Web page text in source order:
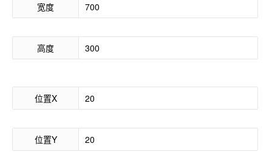
宽度
高度
位置X
位置Y